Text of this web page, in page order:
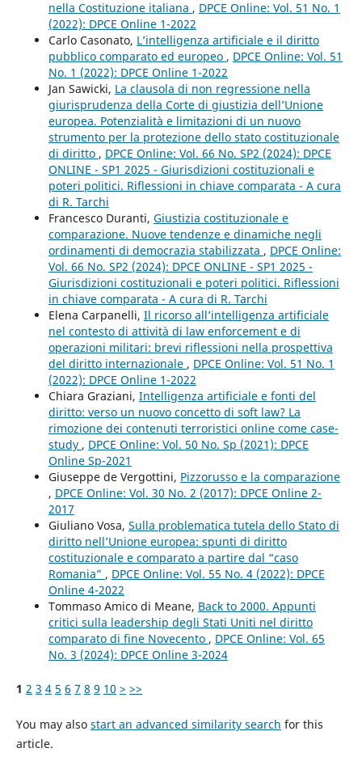
nella Costituzione italiana , DPCE Online: Vol. 51 No. 1
(2022): DPCE Online 1-2022
Carlo Casonato, L’intelligenza artificiale e il diritto
pubblico comparato ed europeo , DPCE Online: Vol. 51
No. 1 (2022): DPCE Online 1-2022
Jan Sawicki, La clausola di non regressione nella
giurisprudenza della Corte di giustizia dell’Unione
europea. Potenzialità e limitazioni di un nuovo
strumento per la protezione dello stato costituzionale
di diritto , DPCE Online: Vol. 66 No. SP2 (2024): DPCE
ONLINE - SP1 2025 - Giurisdizioni costituzionali e
poteri politici. Riflessioni in chiave comparata - A cura
di R. Tarchi
Francesco Duranti, Giustizia costituzionale e
comparazione. Nuove tendenze e dinamiche negli
ordinamenti di democrazia stabilizzata , DPCE Online:
Vol. 66 No. SP2 (2024): DPCE ONLINE - SP1 2025 -
Giurisdizioni costituzionali e poteri politici. Riflessioni
in chiave comparata - A cura di R. Tarchi
Elena Carpanelli, Il ricorso all’intelligenza artificiale
nel contesto di attività di law enforcement e di
operazioni militari: brevi riflessioni nella prospettiva
del diritto internazionale , DPCE Online: Vol. 51 No. 1
(2022): DPCE Online 1-2022
Chiara Graziani, Intelligenza artificiale e fonti del
diritto: verso un nuovo concetto di soft law? La
rimozione dei contenuti terroristici online come case-
study , DPCE Online: Vol. 50 No. Sp (2021): DPCE
Online Sp-2021
Giuseppe de Vergottini, Pizzorusso e la comparazione
, DPCE Online: Vol. 30 No. 2 (2017): DPCE Online 2-
2017
Giuliano Vosa, Sulla problematica tutela dello Stato di
diritto nell’Unione europea: spunti di diritto
costituzionale e comparato a partire dal “caso
Romania” , DPCE Online: Vol. 55 No. 4 (2022): DPCE
Online 4-2022
Tommaso Amico di Meane, Back to 2000. Appunti
critici sulla leadership degli Stati Uniti nel diritto
comparato di fine Novecento , DPCE Online: Vol. 65
No. 3 (2024): DPCE Online 3-2024
1 2 3 4 5 6 7 8 9 10 > >>
You may also start an advanced similarity search for this
article.